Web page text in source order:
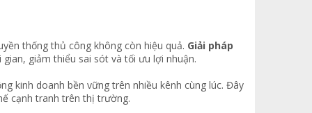
thống thủ công không còn hiệu quả. Giải pháp
giảm thiểu sai sót và tối ưu lợi nhuận.
kinh doanh bền vững trên nhiều kênh cùng lúc. Đây
cạnh tranh trên thị trường.